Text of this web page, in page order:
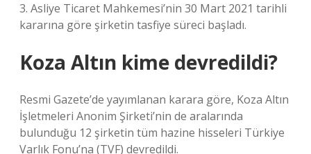
3. Asliye Ticaret Mahkemesi’nin 30 Mart 2021 tarihli
kararına göre şirketin tasfiye süreci başladı.
Koza Altın kime devredildi?
Resmi Gazete’de yayımlanan karara göre, Koza Altın
İşletmeleri Anonim Şirketi’nin de aralarında
bulunduğu 12 şirketin tüm hazine hisseleri Türkiye
Varlık Fonu’na (TVF) devredildi.